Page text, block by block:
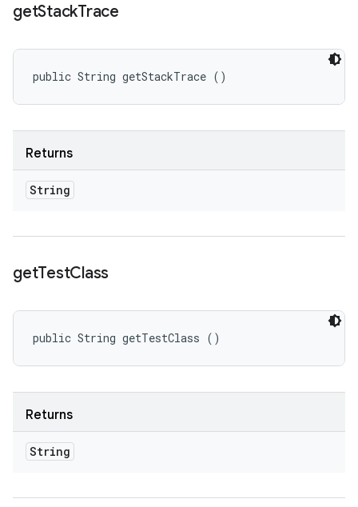
getStackTrace
public String getStackTrace ()
Returns
String
getTestClass
public String getTestClass ()
Returns
String